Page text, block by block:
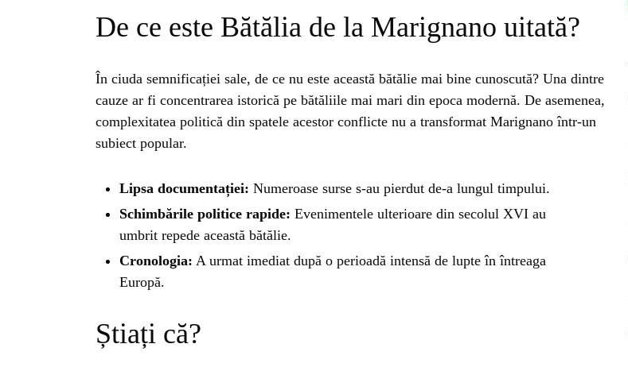
De ce este Bătălia de la Marignano uitată?
În ciuda semnificației sale, de ce nu este această bătălie mai bine cunoscută? Una dintre
cauze ar fi concentrarea istorică pe bătăliile mai mari din epoca modernă. De asemenea,
complexitatea politică din spatele acestor conflicte nu a transformat Marignano într-un
subiect popular.
Lipsa documentației: Numeroase surse s-au pierdut de-a lungul timpului.
Schimbările politice rapide: Evenimentele ulterioare din secolul XVI au
umbrit repede această bătălie.
Cronologia: A urmat imediat după o perioadă intensă de lupte în întreaga
Europă.
Știați că?
HOME
BLOG
HOROSCOP